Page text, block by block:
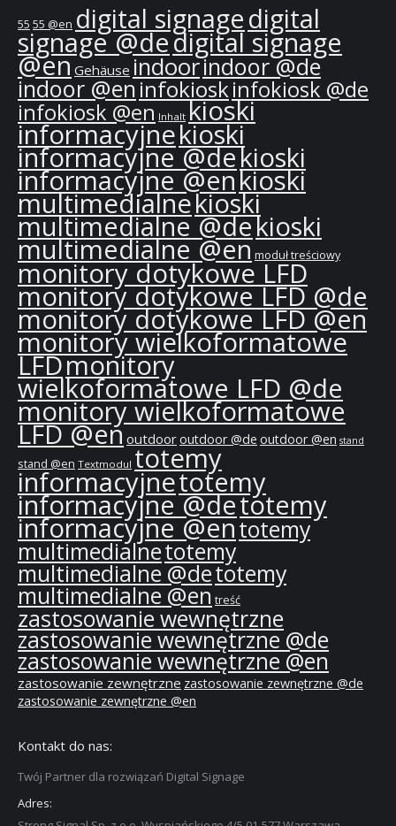
55 55 @en digital signagedigital
signage @dedigital signage
@enGehäuse indoorindoor @de
indoor @eninfokioskinfokiosk @de
infokiosk @en Inhalt kioski
informacyjnekioski
informacyjne @dekioski
informacyjne @enkioski
multimedialnekioski
multimedialne @dekioski
multimedialne @enmoduł treściowy
monitory dotykowe LFD
monitory dotykowe LFD @de
monitory dotykowe LFD @en
monitory wielkoformatowe
LFDmonitory
wielkoformatowe LFD @de
monitory wielkoformatowe
LFD @en outdooroutdoor @de outdoor @en stand
stand @en Textmodul totemy
informacyjnetotemy
informacyjne @detotemy
informacyjne @entotemy
multimedialnetotemy
multimedialne @detotemy
multimedialne @entreść
zastosowanie wewnętrzne
zastosowanie wewnętrzne @de
zastosowanie wewnętrzne @en
zastosowanie zewnętrzne zastosowanie zewnętrzne @de
zastosowanie zewnętrzne @en
Kontakt do nas:
Twój Partner dla rozwiązań Digital Signage
Adres: